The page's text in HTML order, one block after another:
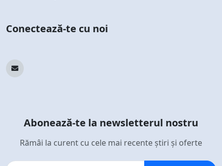
Conectează-te cu noi
Abonează-te la newsletterul nostru
Rămâi la curent cu cele mai recente știri și oferte